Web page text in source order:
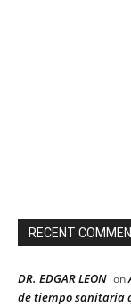
RECENT
DR. EDGAR LEON on
de tiempo sanitaria